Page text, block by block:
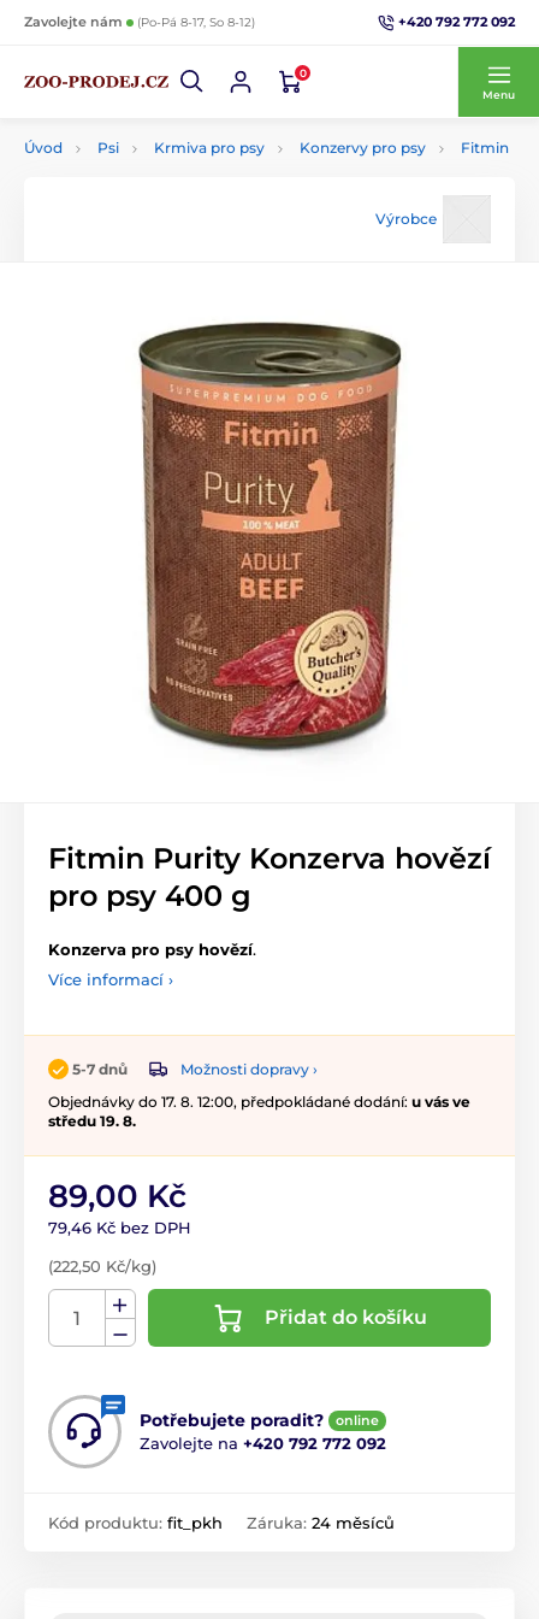
Zavolejte nám (Po-Pá 8-17, So 8-12) +420 792 772 092
0
Menu
Úvod Psi Krmiva pro psy Konzervy pro psy Fitmin
Výrobce
Fitmin Purity Konzerva hovězí
pro psy 400 g
Konzerva pro psy hovězí.
Více informací ›
5-7 dnů
Možnosti dopravy ›
Objednávky do 17. 8. 12:00, předpokládané dodání: u vás ve
středu 19. 8.
89,00 Kč
79,46 Kč bez DPH
(222,50 Kč/kg)
Přidat do košíku
Potřebujete poradit? online
Zavolejte na +420 792 772 092
Kód produktu: fit_pkh Záruka: 24 měsíců